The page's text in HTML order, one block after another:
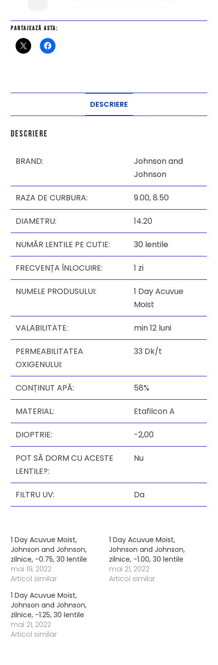
Partajează asta:
DESCRIERE
Descriere
BRAND:
Johnson and
Johnson
RAZA DE CURBURA: 9.00,8.50
DIAMETRU: 14.20
NUMĂR LENTILE PE CUTIE: 30 lentile
FRECVENȚA ÎNLOCUIRE: 1 zi
NUMELE PRODUSULUI:
1 Day Acuvue
Moist
VALABILITATE: min 12 luni
PERMEABILITATEA
OXIGENULUI:
33 Dk/t
CONȚINUT APĂ: 58%
MATERIAL: Etafilcon A
DIOPTRIE: -2,00
POT SĂ DORM CU ACESTE
LENTILE?:
Nu
FILTRU UV: Da
1 Day Acuvue Moist,
Johnson and Johnson,
zilnice, -0.75, 30 lentile
mai 19, 2022
Articol similar
1 Day Acuvue Moist,
Johnson and Johnson,
zilnice, -1.00, 30 lentile
mai 21, 2022
Articol similar
1 Day Acuvue Moist,
Johnson and Johnson,
zilnice, -1.25, 30 lentile
mai 21, 2022
Articol similar